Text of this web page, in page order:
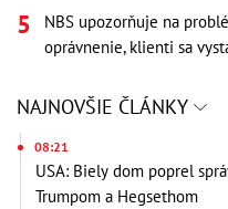
NBS upozorňuje na
oprávnenie, klienti sa
NAJNOVŠIE ČLÁNKY
08:21
USA: Biely dom poprel
Trumpom a Hegsethom